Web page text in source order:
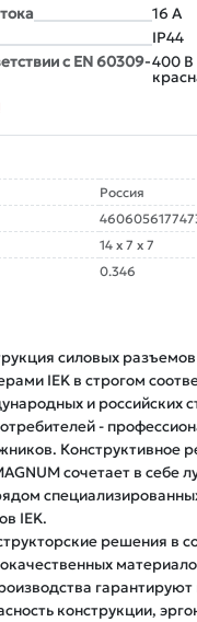
16 А
IP44
с EN 60309-400 В
Россия
14 x 7 x 7
0.346
силовых
IEK в строгом
и российских
-
Конструктивное
сочетает в себе
IEK.
решения в
конструкции,